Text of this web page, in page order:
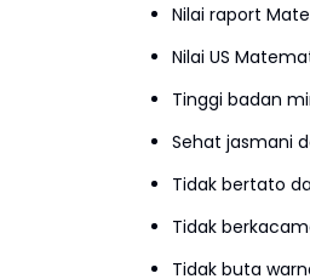
Nilai raport
Nilai US
Tinggi badan
Sehat jasmani
Tidak bertato
Tidak
Tidak buta